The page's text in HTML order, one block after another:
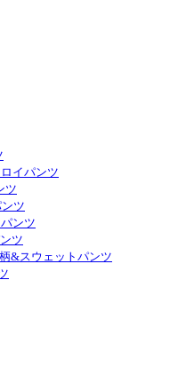
イパンツ
ツ
ツ
ンツ
ツ
&スウェットパンツ